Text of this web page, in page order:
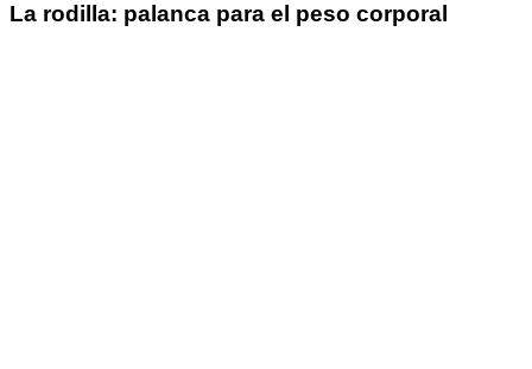
La rodilla: palanca para el peso corporal